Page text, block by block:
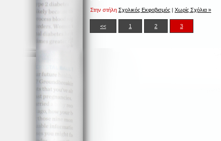
Στην στήλη Σχολικός Εκφοβισμός | Χωρίς Σχόλια »
<< 1 2 3